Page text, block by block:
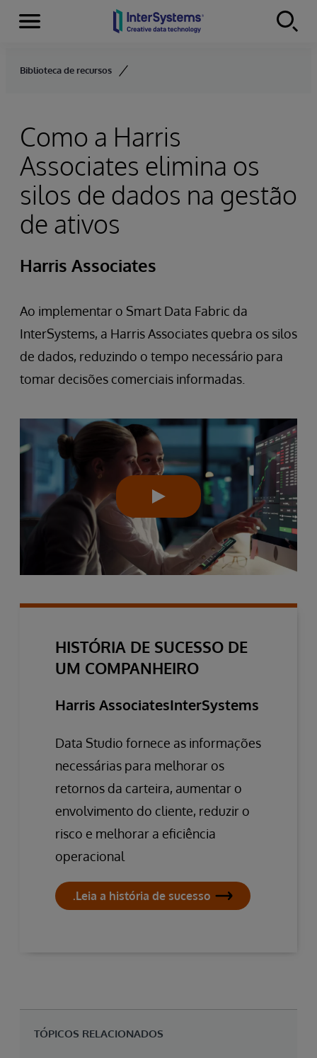
Skip to content
Menu
Biblioteca de recursos
Como a Harris
Associates elimina os
silos de dados na gestão
de ativos
Harris Associates
Ao implementar o Smart Data Fabric da
InterSystems, a Harris Associates quebra os silos
de dados, reduzindo o tempo necessário para
tomar decisões comerciais informadas.
HISTÓRIA DE SUCESSO DE
UM COMPANHEIRO
Harris AssociatesInterSystems
Data Studio fornece as informações
necessárias para melhorar os
retornos da carteira, aumentar o
envolvimento do cliente, reduzir o
risco e melhorar a eficiência
operacional
.Leia a história de sucesso
TÓPICOS RELACIONADOS